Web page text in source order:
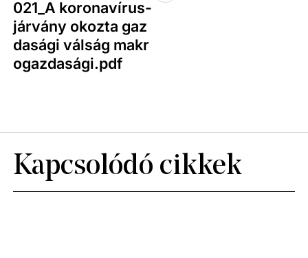
021_A koronavírus-
járvány okozta gaz
dasági válság makr
ogazdasági.pdf
Kapcsolódó cikkek